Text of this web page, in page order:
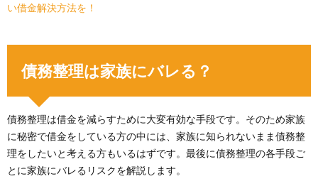
い借金解決方法を！
債務整理は家族にバレる？
債務整理は借金を減らすために大変有効な手段です。そのため家族
に秘密で借金をしている方の中には、家族に知られないまま債務整
理をしたいと考える方もいるはずです。最後に債務整理の各手段ご
とに家族にバレるリスクを解説します。